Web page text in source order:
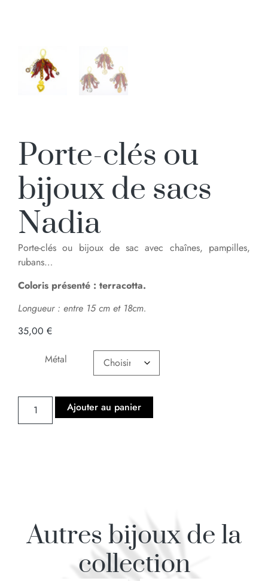
Porte-clés ou
bijoux de sacs
Nadia
Porte-clés ou bijoux de sac avec chaînes, pampilles,
rubans…
Coloris présenté : terracotta.
Longueur : entre 15 cm et 18cm.
35,00 €
Métal
Ajouter au panier
Autres bijoux de la
collection